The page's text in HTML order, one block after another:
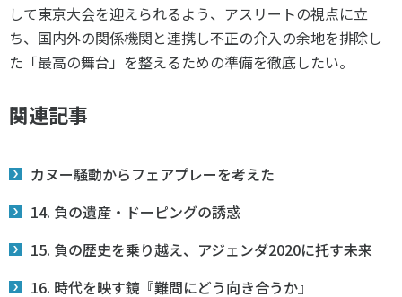
して東京大会を迎えられるよう、アスリートの視点に立
ち、国内外の関係機関と連携し不正の介入の余地を排除し
た「最高の舞台」を整えるための準備を徹底したい。
関連記事
カヌー騒動からフェアプレーを考えた
14. 負の遺産・ドーピングの誘惑
15. 負の歴史を乗り越え、アジェンダ2020に托す未来
16. 時代を映す鏡『難問にどう向き合うか』